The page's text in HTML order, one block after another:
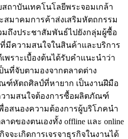
ถาบันเทคโนโลยีพระจอมเกล้า
สมาคมการค้าส่งเสริมหัตถกรรม
มถึงประชาสัมพันธ์ไปยังกลุ่มผู้ซื้อ
มีความสนใจในสินค้าและบริการ
ราะเบื้องต้นได้รับคำแนะนำว่า
ที่จับตามองจากตลาดต่าง
ฑ์หัตถศิลป์ที่หายาก เป็นงานฝีมือ
ามสนใจต้องการซื้อผลิตภัณฑ์
อสนองความต้องการผู้บริโภคนำ
ดของตนเองทั้ง offline และ online
จจะเกิดการเจรจาธุรกิจในงานได้